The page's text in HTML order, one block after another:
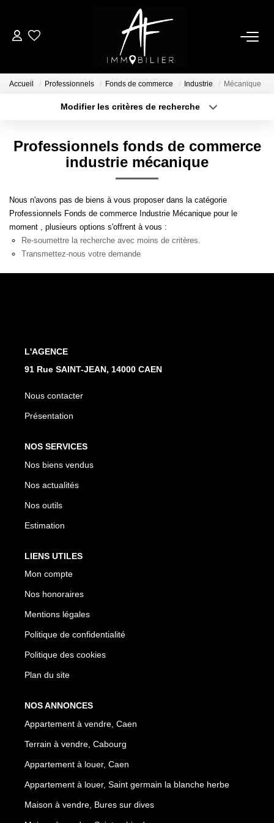
ACHETER
Qui Sommes Nous
Notre Équipe
Nos Services
Accueil Professionnels Fonds de commerce Industrie Mécanique
Modifier les critères de recherche
Sélectionnez...
Type de bien
Surface min
Créer une alerte
Professionnels fonds de commerce
industrie mécanique
Nous n'avons pas de biens à vous proposer dans la catégorie
Professionnels Fonds de commerce Industrie Mécanique pour le
moment , plusieurs options s'offrent à vous :
Re-soumettre la recherche avec moins de critères.
Transmettez-nous votre demande
L'AGENCE
91 Rue SAINT-JEAN, 14000 CAEN
Nous contacter
Présentation
NOS SERVICES
Nos biens vendus
Nos actualités
Nos outils
Estimation
LIENS UTILES
Mon compte
Nos honoraires
Mentions légales
Politique de confidentialité
Politique des cookies
Plan du site
NOS ANNONCES
Appartement à vendre, Caen
Terrain à vendre, Cabourg
Appartement à louer, Caen
Appartement à louer, Saint germain la blanche herbe
Maison à vendre, Bures sur dives